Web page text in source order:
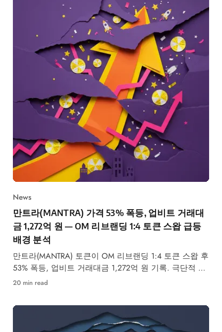
News
만트라(MANTRA) 가격 53% 폭등, 업비트 거래대
금 1,272억 원 — OM 리브랜딩 1:4 토큰 스왑 급등
배경 분석
만트라(MANTRA) 토큰이 OM 리브랜딩 1:4 토큰 스왑 후
53% 폭등, 업비트 거래대금 1,272억 원 기록. 극단적 공
포 시장 속 급등 배경과 RWA 섹터 전망을 분석합니다.
20 min read